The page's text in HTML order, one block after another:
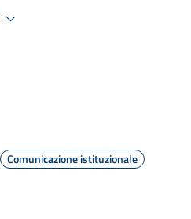
Comunicazione istituzionale